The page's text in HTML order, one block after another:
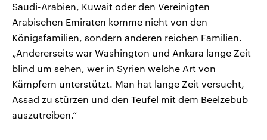
Saudi-Arabien, Kuwait oder den Vereinigten
Arabischen Emiraten komme nicht von den
Königsfamilien, sondern anderen reichen Familien.
„Andererseits war Washington und Ankara lange Zeit
blind um sehen, wer in Syrien welche Art von
Kämpfern unterstützt. Man hat lange Zeit versucht,
Assad zu stürzen und den Teufel mit dem Beelzebub
auszutreiben.“